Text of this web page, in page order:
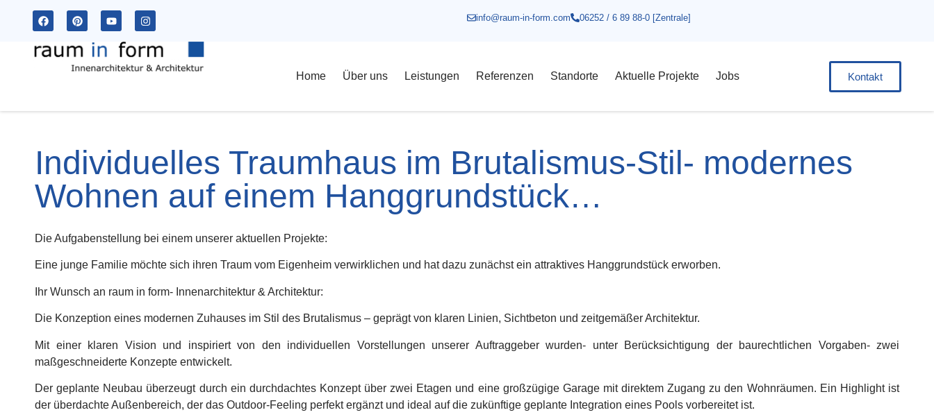
info@raum-in-form.com 06252 / 6 89 88-0 [Zentrale]
Home Über uns Leistungen Referenzen Standorte Aktuelle Projekte Jobs Kontakt
Individuelles Traumhaus im Brutalismus-Stil- modernes
Wohnen auf einem Hanggrundstück…
Die Aufgabenstellung bei einem unserer aktuellen Projekte:
Eine junge Familie möchte sich ihren Traum vom Eigenheim verwirklichen und hat dazu zunächst ein attraktives Hanggrundstück erworben.
Ihr Wunsch an raum in form- Innenarchitektur & Architektur:
Die Konzeption eines modernen Zuhauses im Stil des Brutalismus – geprägt von klaren Linien, Sichtbeton und zeitgemäßer Architektur.
Mit einer klaren Vision und inspiriert von den individuellen Vorstellungen unserer Auftraggeber wurden- unter Berücksichtigung der baurechtlichen Vorgaben- zwei
maßgeschneiderte Konzepte entwickelt.
Der geplante Neubau überzeugt durch ein durchdachtes Konzept über zwei Etagen und eine großzügige Garage mit direktem Zugang zu den Wohnräumen. Ein Highlight ist
der überdachte Außenbereich, der das Outdoor-Feeling perfekt ergänzt und ideal auf die zukünftige geplante Integration eines Pools vorbereitet ist.